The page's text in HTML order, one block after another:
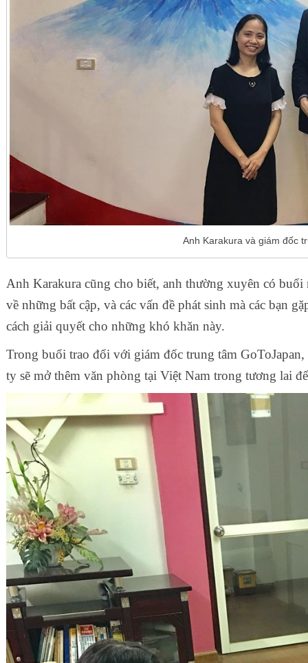
Anh Karakura và giám đốc
Anh Karakura cũng cho biết, anh thường xuyên có
về những bất cập, và các vấn đề phát sinh mà các bạn
cách giải quyết cho những khó khăn này.
Trong buổi trao đổi với giám đốc trung tâm
ty sẽ mở thêm văn phòng tại Việt Nam trong tương lai